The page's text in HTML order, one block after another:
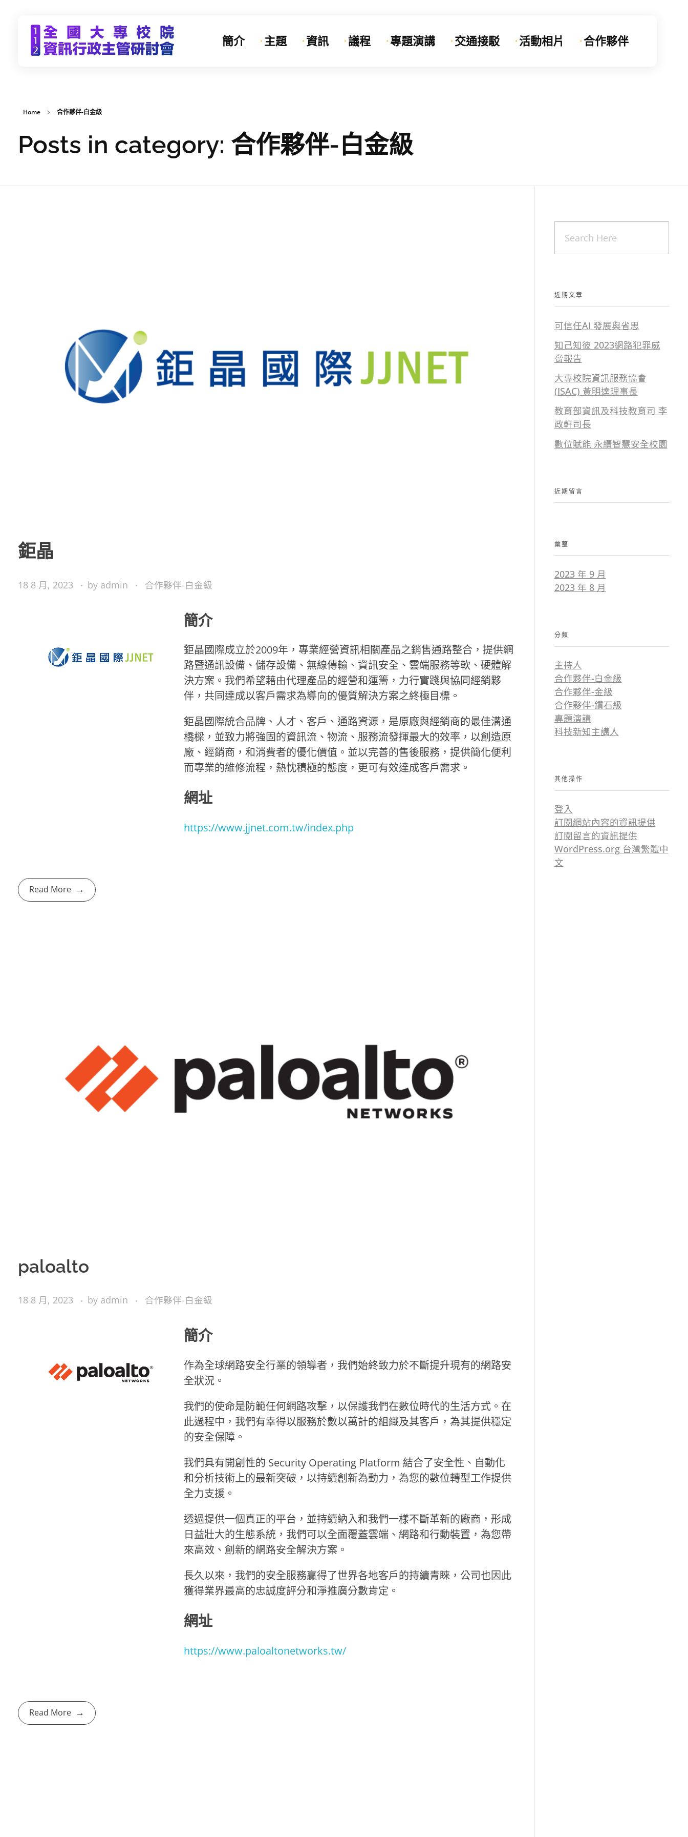
簡介 主題 資訊 議程 專題演講 交通接駁 活動相片 合作夥伴
Home 合作夥伴-白金級
Posts in category: 合作夥伴-白金級
鉅晶
18 8 月, 2023 by admin 合作夥伴-白金級
簡介
鉅晶國際成立於2009年，專業經營資訊相關產品之銷售通路整合，提供網
路暨通訊設備、儲存設備、無線傳輸、資訊安全、雲端服務等軟、硬體解
決方案。我們希望藉由代理產品的經營和運籌，力行實踐與協同經銷夥
伴，共同達成以客戶需求為導向的優質解決方案之終極目標。
鉅晶國際統合品牌、人才、客戶、通路資源，是原廠與經銷商的最佳溝通
橋樑，並致力將強固的資訊流、物流、服務流發揮最大的效率，以創造原
廠、經銷商，和消費者的優化價值。並以完善的售後服務，提供簡化便利
而專業的維修流程，熱忱積極的態度，更可有效達成客戶需求。
網址
https://www.jjnet.com.tw/index.php
Read More
paloalto
18 8 月, 2023 by admin 合作夥伴-白金級
簡介
作為全球網路安全行業的領導者，我們始終致力於不斷提升現有的網路安
全狀況。
我們的使命是防範任何網路攻擊，以保護我們在數位時代的生活方式。在
此過程中，我們有幸得以服務於數以萬計的組織及其客戶，為其提供穩定
的安全保障。
我們具有開創性的 Security Operating Platform 結合了安全性、自動化
和分析技術上的最新突破，以持續創新為動力，為您的數位轉型工作提供
全力支援。
透過提供一個真正的平台，並持續納入和我們一樣不斷革新的廠商，形成
日益壯大的生態系統，我們可以全面覆蓋雲端、網路和行動裝置，為您帶
來高效、創新的網路安全解決方案。
長久以來，我們的安全服務贏得了世界各地客戶的持續青睞，公司也因此
獲得業界最高的忠誠度評分和淨推廣分數肯定。
網址
https://www.paloaltonetworks.tw/
Read More
近期文章
可信任AI 發展與省思
知己知彼 2023網路犯罪威
脅報告
大專校院資訊服務協會
(ISAC) 黃明達理事長
教育部資訊及科技教育司 李
政軒司長
數位賦能 永續智慧安全校園
近期留言
彙整
2023 年 9 月
2023 年 8 月
分類
主持人
合作夥伴-白金級
合作夥伴-金級
合作夥伴-鑽石級
專題演講
科技新知主講人
其他操作
登入
訂閱網站內容的資訊提供
訂閱留言的資訊提供
WordPress.org 台灣繁體中
文